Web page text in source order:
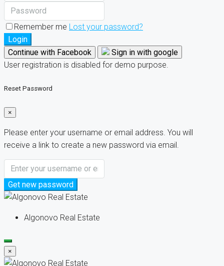
Remember me Lost your password?
Login
Continue with Facebook
Sign in with google
User registration is disabled for demo purpose.
Reset Password
×
Please enter your username or email address. You will
receive a link to create a new password via email.
Get new password
Algonovo Real Estate
×